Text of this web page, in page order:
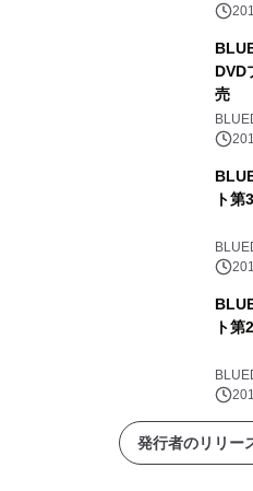
DVD
売
ト第
ト第
発行者のリリー